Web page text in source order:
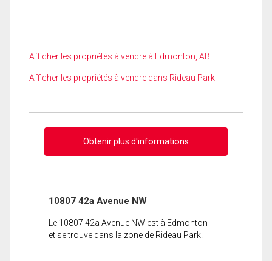
Afficher les propriétés à vendre à Edmonton, AB
Afficher les propriétés à vendre dans Rideau Park
Obtenir plus d'informations
10807 42a Avenue NW
Le 10807 42a Avenue NW est à Edmonton
et se trouve dans la zone de Rideau Park.